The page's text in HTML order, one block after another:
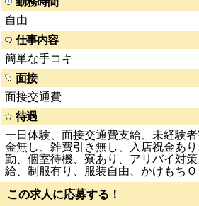
自由
仕事内容
簡単な手コキ
面接
面接交通費
待遇
一日体験、面接交通費支給、未経験
金無し、雑費引き無し、入店祝金あ
勤、個室待機、寮あり、アリバイ対
給、制服有り、服装自由、かけもちＯ
この求人に応募する！